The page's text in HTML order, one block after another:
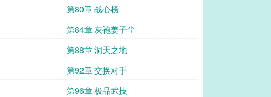
第80章 战心榜
第84章 灰袍姜子尘
第88章 洞天之地
第92章 交换对手
第96章 极品武技